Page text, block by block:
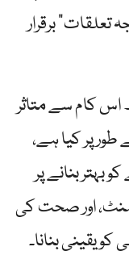
برقرار
کام سے متاثر
پر کیا ہے،
بہتر بنانے پر
اور صحت کی
یقینی بنانا۔